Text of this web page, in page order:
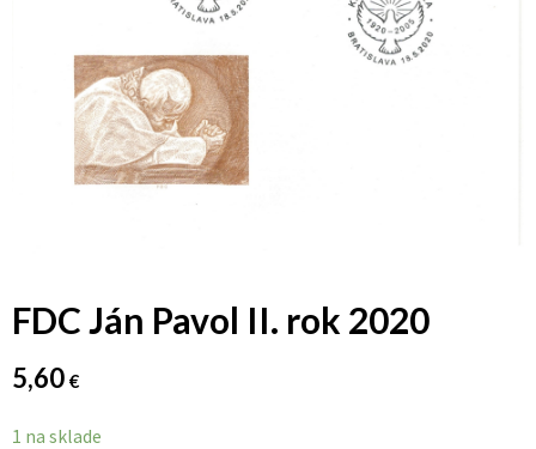
FDC Ján Pavol II. rok 2020
5,60 €
1 na sklade